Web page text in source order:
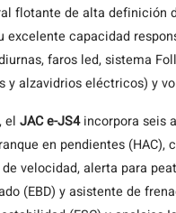
flotante de alta definición
excelente capacidad
faros led, sistema
y alzavidrios eléctricos) y
el JAC e-JS4incorpora seis
en pendientes (HAC),
velocidad, alerta para
(EBD) y asistente de